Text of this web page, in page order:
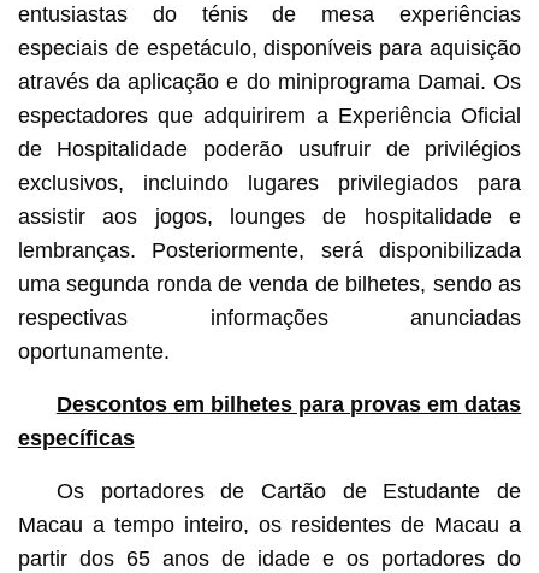
entusiastas do ténis de mesa experiências
especiais de espetáculo, disponíveis para aquisição
através da aplicação e do miniprograma Damai. Os
espectadores que adquirirem a Experiência Oficial
de Hospitalidade poderão usufruir de privilégios
exclusivos, incluindo lugares privilegiados para
assistir aos jogos, lounges de hospitalidade e
lembranças. Posteriormente, será disponibilizada
uma segunda ronda de venda de bilhetes, sendo as
respectivas informações anunciadas
oportunamente.
Descontos em bilhetes para provas em datas
específicas
Os portadores de Cartão de Estudante de
Macau a tempo inteiro, os residentes de Macau a
partir dos 65 anos de idade e os portadores do